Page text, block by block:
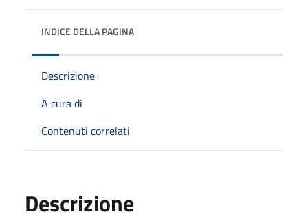
INDICE DELLA PAGINA
Descrizione
A cura di
Contenuti correlati
Descrizione